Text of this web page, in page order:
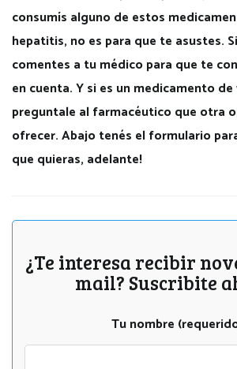
consumís alguno de estos
hepatitis, no es para que te asustes.
comentes a tu médico para que te
en cuenta. Y si es un medicamento
preguntale al farmacéutico que otra
ofrecer. Abajo tenés el formulario
que quieras, adelante!
¿Te interesa recibir
mail? Suscribite
Tu nombre